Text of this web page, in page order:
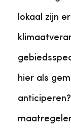
lokaal zijn
hier als